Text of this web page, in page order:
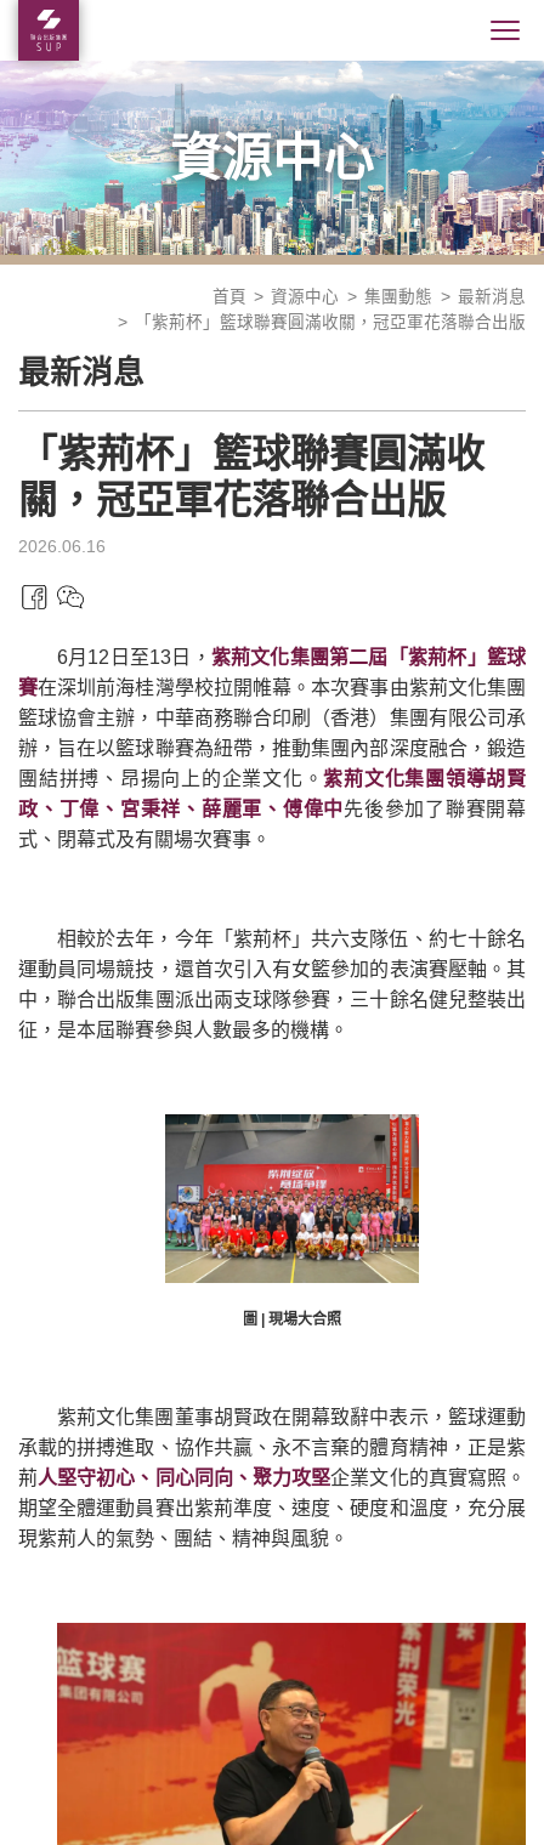
資源中心
首頁 資源中心 集團動態
最新消息
「紫荊杯」籃球聯賽圓滿收關，冠亞軍花落聯合出版
最新消息
「紫荊杯」籃球聯賽圓滿收
關，冠亞軍花落聯合出版
2026.06.16
6月12日至13日， 紫荊文化集團第二屆「紫荊杯」 籃球
賽在深圳前海桂灣學校拉開帷幕。本次賽事由紫荊文化集團
籃球協會主辦，中華商務聯合印刷（香港）集團有限公司承
辦，旨在以籃球聯賽為紐帶，推動集團內部深度融合，鍛造
團結拼搏、昂揚向上的企業文化。紫荊文化集團領導胡賢
政、丁偉、宮秉祥、薛麗軍、傅偉中先後參加了聯賽開幕
式、閉幕式及有關場次賽事。
相較於去年，今年「紫荊杯」共六支隊伍、約七十餘名
運動員同場競技，還首次引入有女籃參加的表演賽壓軸。其
中，聯合出版集團派出兩支球隊參賽，三十餘名健兒整裝出
征，是本屆聯賽參與人數最多的機構。
圖 | 現場大合照
紫荊文化集團董事胡賢政在開幕致辭中表示，籃球運動
承載的拼搏進取、協作共贏、永不言棄的體育精神，正是紫
荊人堅守初心、同心同向、聚力攻堅企業文化的真實寫照。
期望全體運動員賽出紫荊準度、速度、硬度和溫度，充分展
現紫荊人的氣勢、團結、精神與風貌。